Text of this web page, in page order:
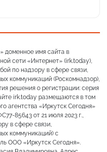
доменное имя сайта в
сети «Интернет» (irk.today),
по надзору в сфере связи,
коммуникаций (Роскомнадзор),
решения о регистрации: серия
irk.today размещаются в том
агентства «Иркутск Сегодня»
85643 от 21 июля 2023 г.,
в сфере связи,
коммуникаций) с
ООО «Иркутск Сегодня».